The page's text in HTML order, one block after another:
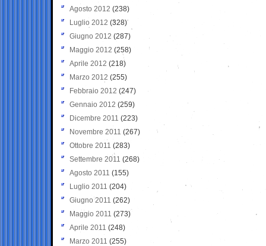
Agosto 2012 (238)
Luglio 2012 (328)
Giugno 2012 (287)
Maggio 2012 (258)
Aprile 2012 (218)
Marzo 2012 (255)
Febbraio 2012 (247)
Gennaio 2012 (259)
Dicembre 2011 (223)
Novembre 2011 (267)
Ottobre 2011 (283)
Settembre 2011 (268)
Agosto 2011 (155)
Luglio 2011 (204)
Giugno 2011 (262)
Maggio 2011 (273)
Aprile 2011 (248)
Marzo 2011 (255)